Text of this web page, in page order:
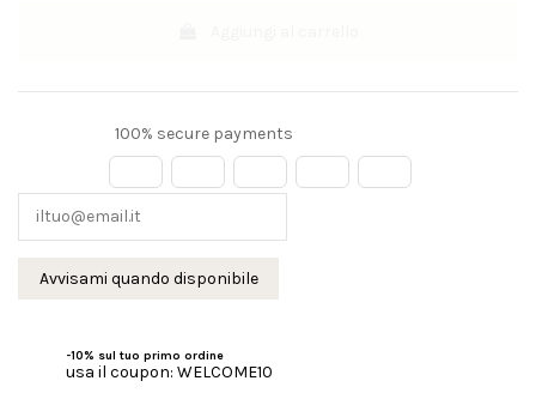
100% secure payments
-10% sul tuo primo ordine
usa il coupon: WELCOME10